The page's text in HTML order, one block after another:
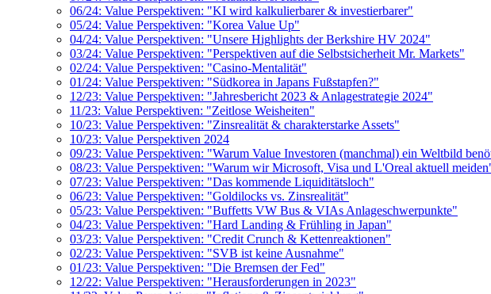
06/24: Value Perspektiven: "KI wird kalkulierbarer & investierbarer"
05/24: Value Perspektiven: "Korea Value Up"
04/24: Value Perspektiven: "Unsere Highlights der Berkshire HV 2024"
03/24: Value Perspektiven: "Perspektiven auf die Selbstsicherheit Mr. Markets"
02/24: Value Perspektiven: "Casino-Mentalität"
01/24: Value Perspektiven: "Südkorea in Japans Fußstapfen?"
12/23: Value Perspektiven: "Jahresbericht 2023 & Anlagestrategie 2024"
11/23: Value Perspektiven: "Zeitlose Weisheiten"
10/23: Value Perspektiven: "Zinsrealität & charakterstarke Assets"
10/23: Value Perspektiven 2024
09/23: Value Perspektiven: "Warum Value Investoren (manchmal) ein Weltbild
08/23: Value Perspektiven: "Warum wir Microsoft, Visa und L'Oreal aktuell
07/23: Value Perspektiven: "Das kommende Liquiditätsloch"
06/23: Value Perspektiven: "Goldilocks vs. Zinsrealität"
05/23: Value Perspektiven: "Buffetts VW Bus & VIAs Anlageschwerpunkte"
04/23: Value Perspektiven: "Hard Landing & Frühling in Japan"
03/23: Value Perspektiven: "Credit Crunch & Kettenreaktionen"
02/23: Value Perspektiven: "SVB ist keine Ausnahme"
01/23: Value Perspektiven: "Die Bremsen der Fed"
12/22: Value Perspektiven: "Herausforderungen in 2023"